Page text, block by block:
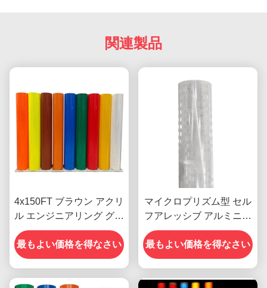
関連製品
4x150FT ブラウン アクリ
ル エンジニアリング グレ
ード EGP プリズマ 逆反
射シート 道路標識用ビニ
ール
最もよい価格を得なさい
マイクロプリズム型 セル
フアレッシブ アルミニ化
EGP反射フィルム
最もよい価格を得なさい